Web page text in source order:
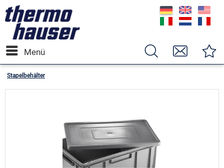
Menü
Stapelbehälter